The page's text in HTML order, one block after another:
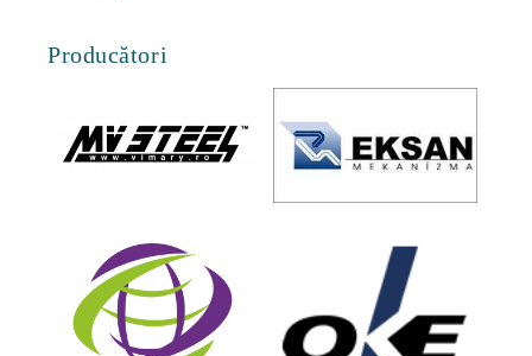
Producători